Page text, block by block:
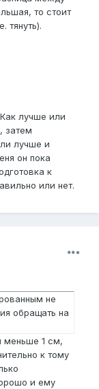
то стоит
тянуть).
лучше или
, затем
лучше и
он пока
к
или нет.
не
обращать на
меньше 1 см,
к тому
и ему